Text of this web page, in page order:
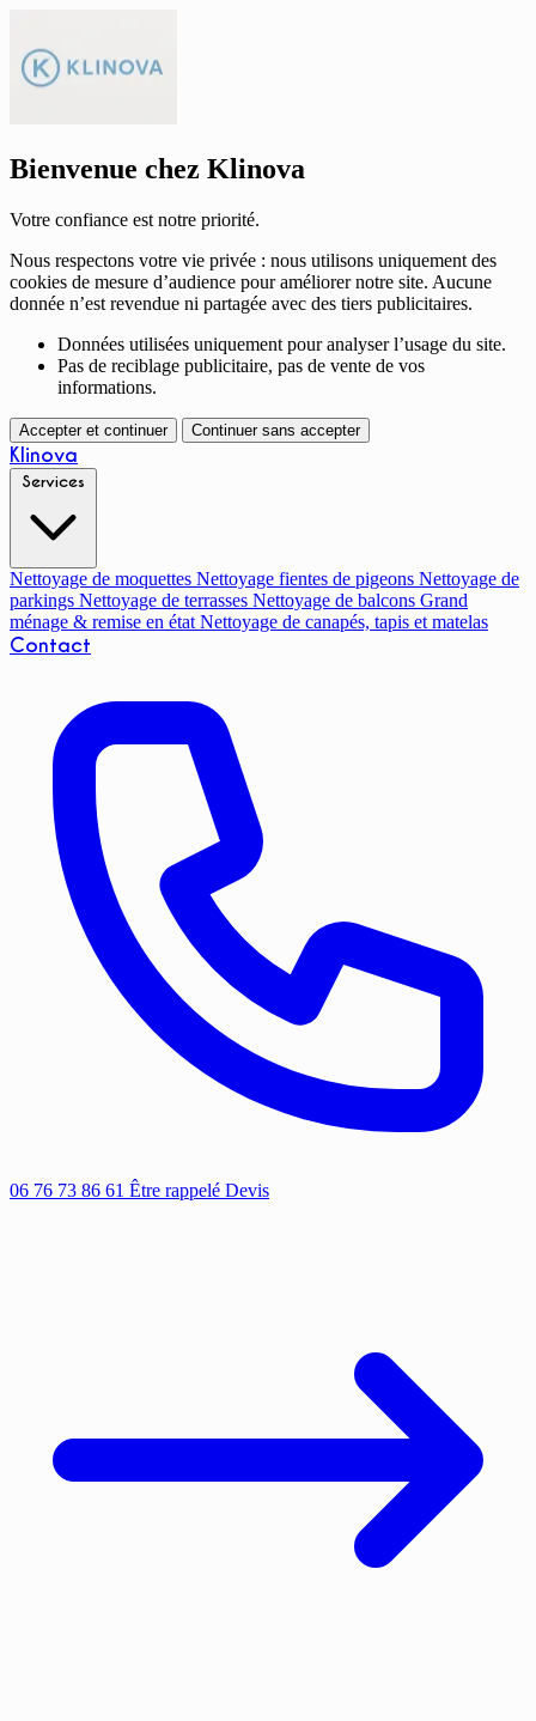
Bienvenue chez Klinova
Votre confiance est notre priorité.
Nous respectons votre vie privée : nous utilisons uniquement des
cookies de mesure d’audience pour améliorer notre site. Aucune
donnée n’est revendue ni partagée avec des tiers publicitaires.
Données utilisées uniquement pour analyser l’usage du site.
Pas de reciblage publicitaire, pas de vente de vos
informations.
Accepter et continuer Continuer sans accepter
Klinova
Nettoyage de moquettes Nettoyage fientes de pigeons Nettoyage de
parkings Nettoyage de terrasses Nettoyage de balcons Grand
ménage & remise en état Nettoyage de canapés, tapis et matelas
Contact
06 76 73 86 61 Être rappelé Devis